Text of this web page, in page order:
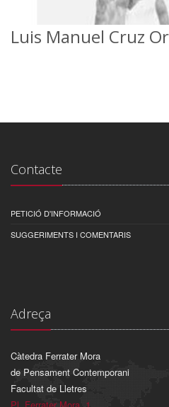
Luis Manuel Cruz
Contacte
PETICIÓ D'INFORMACIÓ
SUGGERIMENTS I COMENTARIS
Adreça
Càtedra Ferrater Mora
de Pensament Contemporani
Facultat de Lletres